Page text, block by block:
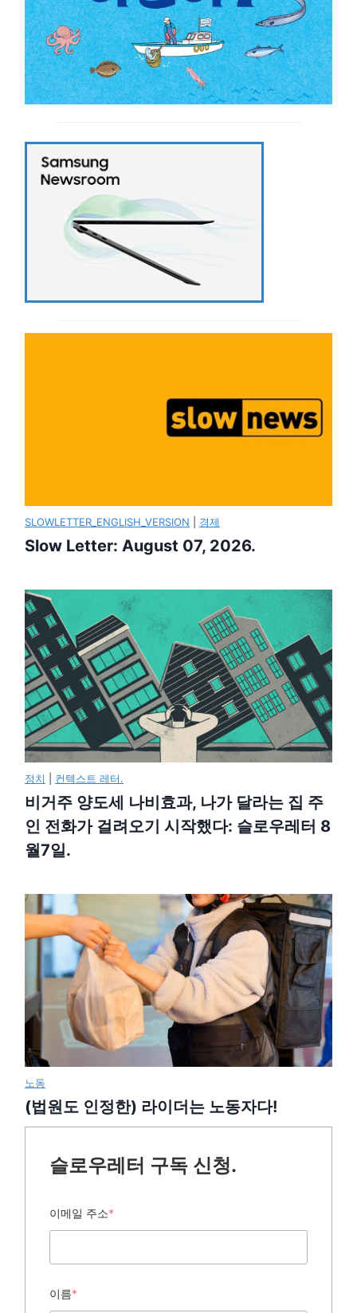
SLOWLETTER_ENGLISH_VERSION 경제
Slow Letter: August 07, 2026.
정치 컨텍스트 레터.
비거주 양도세 나비효과, 나가 달라는 집 주
인 전화가 걸려오기 시작했다: 슬로우레터 8
월7일.
노동
(법원도 인정한) 라이더는 노동자다!
슬로우레터 구독 신청.
이메일 주소*
이름*